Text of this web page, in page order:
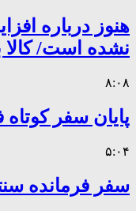
هنوز درباره
نشده است/ کالا
۸:۰۸
پایان سفر کوتاه
۵:۰۴
سفر فرمانده